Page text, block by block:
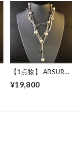
ター付き ドレス パ
ーティー ゴールド
コットンパール
pieces -G-
【1点物】 ABSURD
ース 73㎝ 樹脂 パー
¥19,800